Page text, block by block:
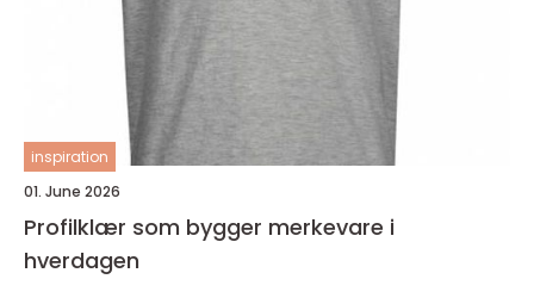
inspiration
01. June 2026
Profilklær som bygger merkevare i
hverdagen